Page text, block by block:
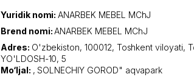
Yuridik nomi:ANARBEK MEBEL MChJ
Brend nomi:ANARBEK MEBEL MChJ
Adres: O'zbekiston, 100012, Toshkent viloyati,
YO'LDOSH-10, 5
Mo‘ljal: , SOLNECHIY GOROD" aqvapark